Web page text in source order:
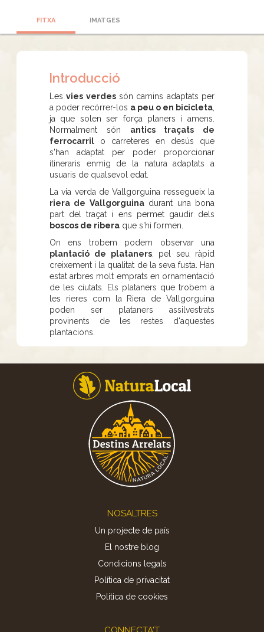
FITXA IMATGES
Introducció
Lesvies verdessón camins adaptats per
a poder recórrer-los a peu o en bicicleta
ja que solen ser força planers i amens.
Normalment són antics traçats de
ferrocarril o carreteres en desús que
s'han adaptat per poder proporcionar
itineraris enmig de la natura adaptats a
usuaris de qualsevol edat.
La via verda de Vallgorguina ressegueix la
riera de Vallgorguinadurant una bona
part del traçat i ens permet gaudir dels
boscos de ribera que s'hi formen.
On ens trobem podem observar una
plantació de plataners. pel seu ràpid
creixement i la qualitat de la seva fusta. Han
estat arbres molt emprats en ornamentació
de les ciutats. Els plataners que trobem a
les rieres com la Riera de Vallgorguina
poden ser plataners assilvestrats
provinents de les restes d'aquestes
plantacions.
NOSALTRES
Un projecte de país
El nostre blog
Condicions legals
Política de privacitat
Politica de cookies